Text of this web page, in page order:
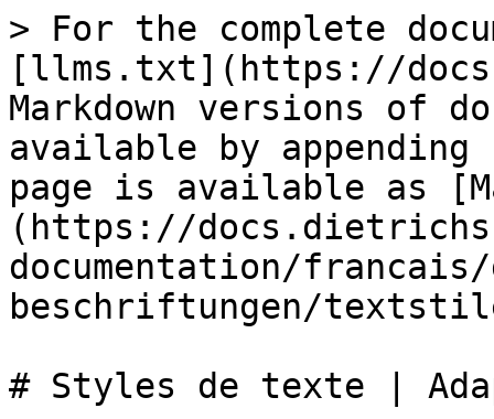
> For the complete
[llms.txt](https://
Markdown versions of
available by
page is available as
(https://
documentation/
beschriftungen/
# Styles de texte |